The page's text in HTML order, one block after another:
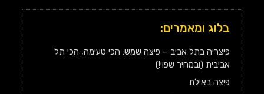
בלוג ומאמרים:
פיצריה בתל אביב – פיצה שמש: הכי טעימה, הכי תל
אביבית (ובמחיר שפוי!)
פיצה באילת